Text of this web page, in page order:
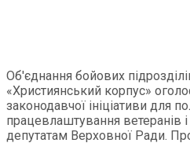
Об'єднання бойових
«Християнський корпус»
законодавчої ініціативи для
працевлаштування ветеранів
депутатам Верховної Ради.